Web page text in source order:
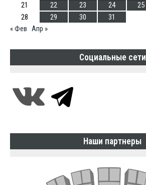
21
22 23 24 25
28
29 30
31
« Фев Апр »
Социальные сети
Наши партнеры